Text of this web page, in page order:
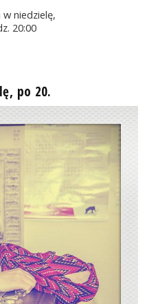
niedzielę,
20:00
po 20.